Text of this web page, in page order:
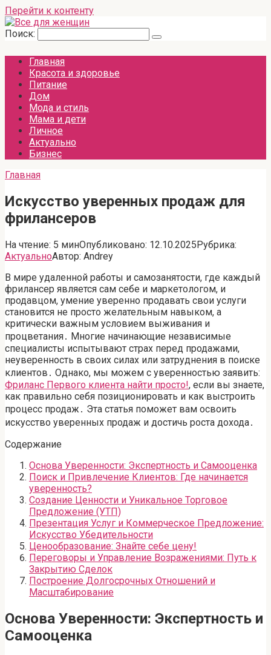
Перейти к контенту
Поиск:
Главная
Красота и здоровье
Питание
Дом
Мода и стиль
Мама и дети
Личное
Актуально
Бизнес
Главная
Искусство уверенных продаж для
фрилансеров
На чтение: 5 минОпубликовано: 12.10.2025Рубрика:
АктуальноАвтор: Andrey
В мире удаленной работы и самозанятости, где каждый
фрилансер является сам себе и маркетологом, и
продавцом, умение уверенно продавать свои услуги
становится не просто желательным навыком, а
критически важным условием выживания и
процветания․ Многие начинающие независимые
специалисты испытывают страх перед продажами,
неуверенность в своих силах или затруднения в поиске
клиентов․ Однако, мы можем с уверенностью заявить:
Фриланс Первого клиента найти просто!, если вы знаете,
как правильно себя позиционировать и как выстроить
процесс продаж․ Эта статья поможет вам освоить
искусство уверенных продаж и достичь роста дохода․
Содержание
Основа Уверенности: Экспертность и Самооценка
Поиск и Привлечение Клиентов: Где начинается
уверенность?
Создание Ценности и Уникальное Торговое
Предложение (УТП)
Презентация Услуг и Коммерческое Предложение:
Искусство Убедительности
Ценообразование: Знайте себе цену!
Переговоры и Управление Возражениями: Путь к
Закрытию Сделок
Построение Долгосрочных Отношений и
Масштабирование
Основа Уверенности: Экспертность и
Самооценка